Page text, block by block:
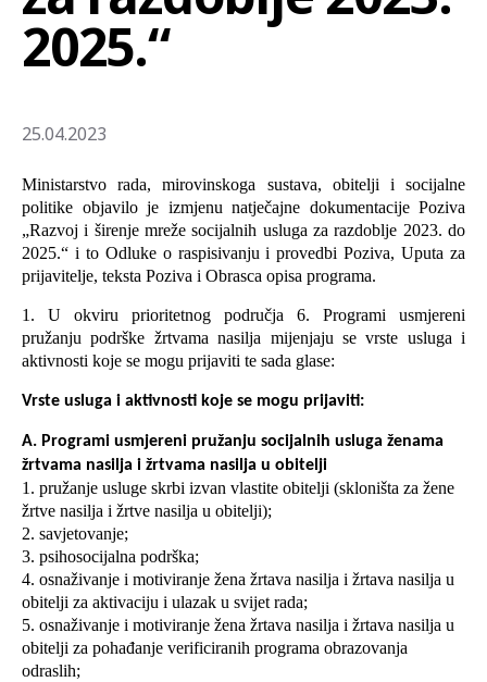
2025.“
25.04.2023
Ministarstvo rada, mirovinskoga sustava, obitelji i socijalne
politike objavilo je izmjenu natječajne dokumentacije Poziva
„Razvoj i širenje mreže socijalnih usluga za razdoblje 2023. do
2025.“ i to Odluke o raspisivanju i provedbi Poziva, Uputa za
prijavitelje, teksta Poziva i Obrasca opisa programa.
1. U okviru prioritetnog područja 6. Programi usmjereni
pružanju podrške žrtvama nasilja mijenjaju se vrste usluga i
aktivnosti koje se mogu prijaviti te sada glase:
Vrste usluga i aktivnosti koje se mogu prijaviti:
A. Programi usmjereni pružanju socijalnih usluga ženama
žrtvama nasilja i žrtvama nasilja u obitelji
1. pružanje usluge skrbi izvan vlastite obitelji (skloništa za žene
žrtve nasilja i žrtve nasilja u obitelji);
2. savjetovanje;
3. psihosocijalna podrška;
4. osnaživanje i motiviranje žena žrtava nasilja i žrtava nasilja u
obitelji za aktivaciju i ulazak u svijet rada;
5. osnaživanje i motiviranje žena žrtava nasilja i žrtava nasilja u
obitelji za pohađanje verificiranih programa obrazovanja
odraslih;